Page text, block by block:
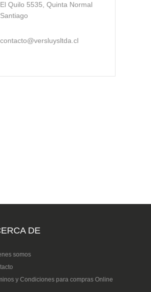
El Quilo 5535, Quinta Normal
Santiago
contacto@versluysltda.cl
DE
somos
y Condiciones para compras Online